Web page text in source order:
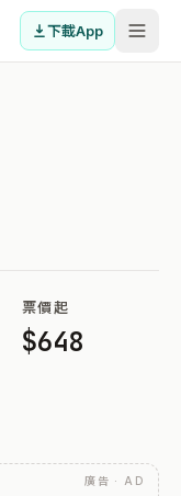
下載App
票價起
$648
廣告 · AD